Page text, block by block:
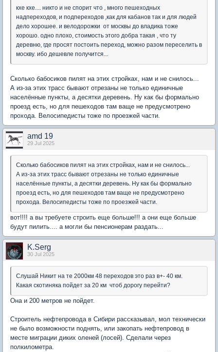
кхе кхе.... никто и не спорит что , много пешеходных
надпереходов, и подпереходов ,как для кабанов так и для людей
дело хорошее. и велодорожки от москвы до владика тоже
хорошо. одно плохо, стоимость этого добра такая , что ту
деревню, где просят постоить переход, можно разом переселить в
москву. ибо дешевле получится...
Сколько бабосиков пилят на этих стройках, нам и не снилось...
А из-за этих трасс бывают отрезаны не только единичные
населённые пункты, а десятки деревень. Ну как бы формально
проезд есть, но для пешеходов там ваще не предусмотрено
прохода. Велосипедисты тоже по проезжей части.
amd 19
29 Jul 2025
Сколько бабосиков пилят на этих стройках, нам и не снилось...
А из-за этих трасс бывают отрезаны не только единичные
населённые пункты, а десятки деревень. Ну как бы формально
проезд есть, но для пешеходов там ваще не предусмотрено
прохода. Велосипедисты тоже по проезжей части.
вот!!!! а вы требуете строить еще больше!!! а они еще больше
будут пилить.... а могли бы пенсионерам раздать...
K.Serg
30 Jul 2025
Слушай Никит на те 2000км 48 переходов это раз в+- 40 км.
Какая скотиняка пойдет за 20 км чтоб дорогу перейти?
Она и 200 метров не пойдет.
Строитель нефтепровода в Сибири рассказывал, мол технически
не было возможности поднять, или закопать нефтепровод в
месте миграции диких оленей (лосей). Сделали через
полкилометра.